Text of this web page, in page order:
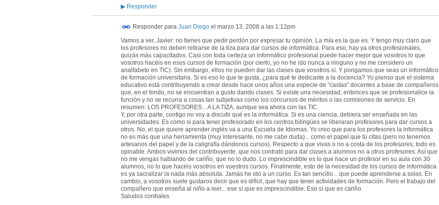
▶ Responder
Responder para Juan Diego el marzo 13, 2008 a las 1:12pm
Vamos a ver, Javier: no tienes que pedir perdón por expresar tu opinión. La mía es la que es. Y tengo muy claro que
los profesores no deben retirarse de la tiza para dar cursos de informática. Para eso, hay ya otros profesionales,
quizás más capacitados. Casi con toda certeza un informático profesional puede hacer mejor que vosotros lo que
vosotros hacéis en esos cursos de formación (por cierto, yo no he ido nunca a ninguno y no me considero un
analfabeto en TIC). Sin embargo, ellos no pueden dar las clases que vosotros sí. Y pongamos que seas un informático
de formación universitaria. Si es eso lo que te gusta, ¿para qué te dedicaste a la docencia? Yo pienso que el sistema
educativo está contribuyendo a crear desde hace unos años una especie de "castas" docentes a base de compañeros
que, en el fondo, no se encuentran a gusto dando clases. Si existe una necesidad, entonces que se profesionalice la
función y no se recurra a cosas tan subjetivas como los concursos de méritos o las comisiones de servicio. En
resumen: LOS PROFESORES... A LA TIZA, aunque sea ahora con las TIC.
Y, por otra parte, contigo no voy a discutir qué es la informática. Si es una ciencia, debiera ser enseñada en las
universidades. Es como si para tener profesorado en los centros bilingües se liberaran profesores para dar cursos a
otros. No, el que quiere aprender inglés va a una Escuela de Idiomas. Yo creo que para los profesores la informática
no es más que una herramienta (muy interesante, no me cabe duda)... como el papel que tú citas (pero no tenemos
artesanos del papel y de la caligrafía dándonos cursos). Respecto a que vivas o no a costa de los profesores, todo es
opinable. Ambos vivimos del contribuyente, que nos contrató para dar clases a alumnos no a otros profesores. Así que
no me vengas hablando de cariño, que no lo dudo. Lo imprescindible es lo que hace un profesor en su aula con 30
alumnos, no lo que hacéis vosotros en vuestros cursos. Finalmente, esto de la necesidad de los cursos de informática
es ya sacralizar la nada más absoluta. Jamás he ido a un curso. Es tan sencillo... que puede aprenderse a solas. En
cambio, a vosotros suele gustaros decir que es difícil, que hay que tener actividades de formación. Pero el trabajo del
compañero que enseña al niño a leer... ese sí que es imprescindible. Eso sí que es cariño.
Saludos cordiales.